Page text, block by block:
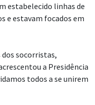
estabelecido linhas de
e estavam focados em
dos socorristas,
a Presidência
todos a se unirem